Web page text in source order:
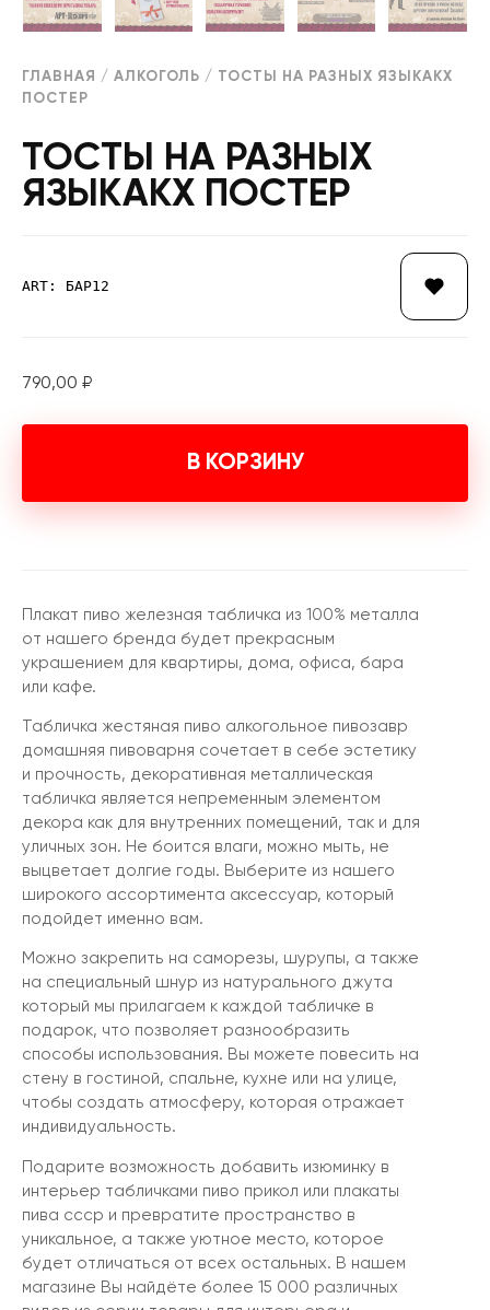
ГЛАВНАЯ / АЛКОГОЛЬ / ТОСТЫ НА РАЗНЫХ ЯЗЫКАКХ
ПОСТЕР
ТОСТЫ НА РАЗНЫХ
ЯЗЫКАКХ ПОСТЕР
ART: БАР12
790,00 ₽
В КОРЗИНУ
Плакат пиво железная табличка из 100% металла
от нашего бренда будет прекрасным
украшением для квартиры, дома, офиса, бара
или кафе.
Табличка жестяная пиво алкогольное пивозавр
домашняя пивоварня сочетает в себе эстетику
и прочность, декоративная металлическая
табличка является непременным элементом
декора как для внутренних помещений, так и для
уличных зон. Не боится влаги, можно мыть, не
выцветает долгие годы. Выберите из нашего
широкого ассортимента аксессуар, который
подойдет именно вам.
Можно закрепить на саморезы, шурупы, а также
на специальный шнур из натурального джута
который мы прилагаем к каждой табличке в
подарок, что позволяет разнообразить
способы использования. Вы можете повесить на
стену в гостиной, спальне, кухне или на улице,
чтобы создать атмосферу, которая отражает
индивидуальность.
Подарите возможность добавить изюминку в
интерьер табличками пиво прикол или плакаты
пива ссср и превратите пространство в
уникальное, а также уютное место, которое
будет отличаться от всех остальных. В нашем
магазине Вы найдёте более 15 000 различных